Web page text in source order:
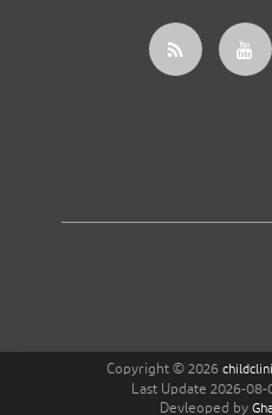
Copyright © 2026
Devleoped by